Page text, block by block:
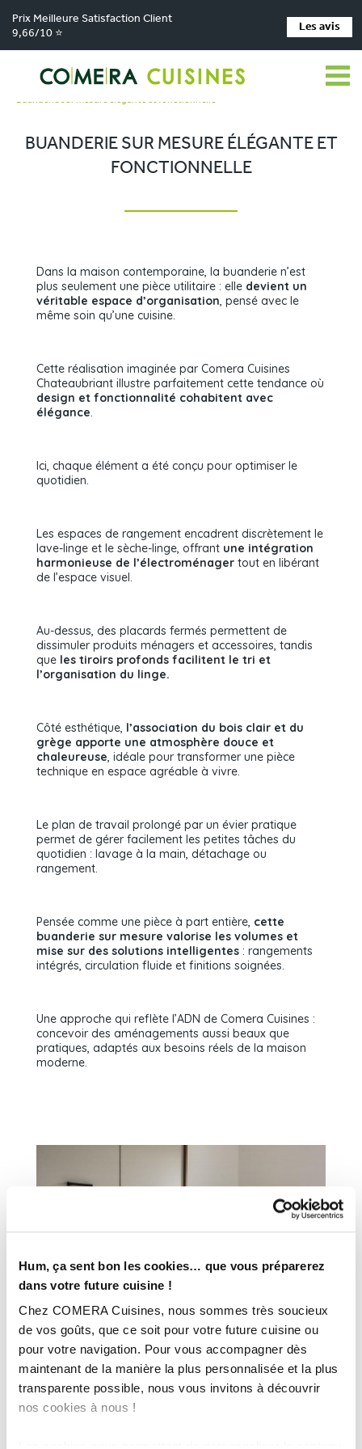
Hum, ça sent bon les cookies… que vous préparerez
dans votre future cuisine !
Chez COMERA Cuisines, nous sommes très soucieux
de vos goûts, que ce soit pour votre future cuisine ou
pour votre navigation. Pour vous accompagner dès
maintenant de la manière la plus personnalisée et la plus
transparente possible, nous vous invitons à découvrir
nos cookies à nous !
Prix Meilleure Satisfaction Client
9,66/10 ⭐
Les avis
Comera Cuisines > Nos magasins de cuisine >
Cuisiniste CHÂTEAUBRIANT Réalisations >
Buanderie sur mesure élégante et fonctionnelle
BUANDERIE SUR MESURE ÉLÉGANTE ET
FONCTIONNELLE
Dans la maison contemporaine, la buanderie n’est
plus seulement une pièce utilitaire : elle devient un
véritable espace d’organisation, pensé avec le
même soin qu’une cuisine.
Cette réalisation imaginée par Comera Cuisines
Chateaubriant illustre parfaitement cette tendance où
design et fonctionnalité cohabitent avec
élégance.
Ici, chaque élément a été conçu pour optimiser le
quotidien.
Les espaces de rangement encadrent discrètement le
lave-linge et le sèche-linge, offrant une intégration
harmonieuse de l’électroménager tout en libérant
de l’espace visuel.
Au-dessus, des placards fermés permettent de
dissimuler produits ménagers et accessoires, tandis
que les tiroirs profonds facilitent le tri et
l’organisation du linge.
Côté esthétique, l’association du bois clair et du
grège apporte une atmosphère douce et
chaleureuse, idéale pour transformer une pièce
technique en espace agréable à vivre.
Le plan de travail prolongé par un évier pratique
permet de gérer facilement les petites tâches du
quotidien : lavage à la main, détachage ou
rangement.
Pensée comme une pièce à part entière, cette
buanderie sur mesure valorise les volumes et
mise sur des solutions intelligentes : rangements
intégrés, circulation fluide et finitions soignées.
Une approche qui reflète l’ADN de Comera Cuisines :
concevoir des aménagements aussi beaux que
pratiques, adaptés aux besoins réels de la maison
moderne.